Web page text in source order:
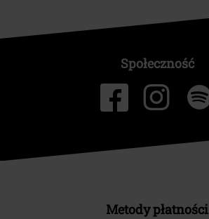
Społeczność
Metody płatności